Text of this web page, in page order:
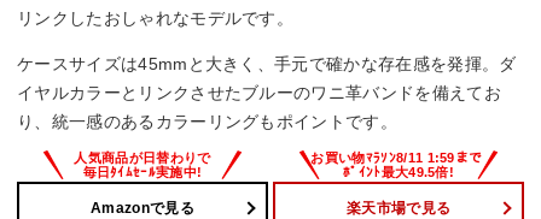
リンクしたおしゃれなモデルです。
ケースサイズは45mmと大きく、手元で確かな存在感を発揮。ダ
イヤルカラーとリンクさせたブルーのワニ革バンドを備えてお
り、統一感のあるカラーリングもポイントです。
Amazonで見る 楽天市場で見る